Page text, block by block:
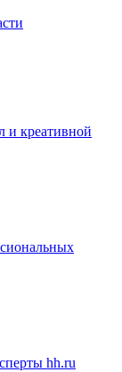
и креативной
hh.ru